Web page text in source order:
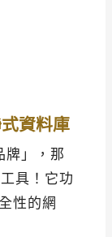
資料庫
牌」，那
具！它功
性的網